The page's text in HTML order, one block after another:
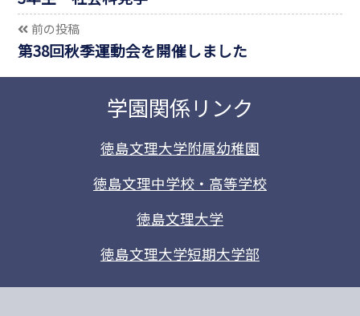
前の投稿
第38回秋季運動会を開催しました
学園関係リンク
徳島文理大学附属幼稚園
徳島文理中学校・高等学校
徳島文理大学
徳島文理大学短期大学部